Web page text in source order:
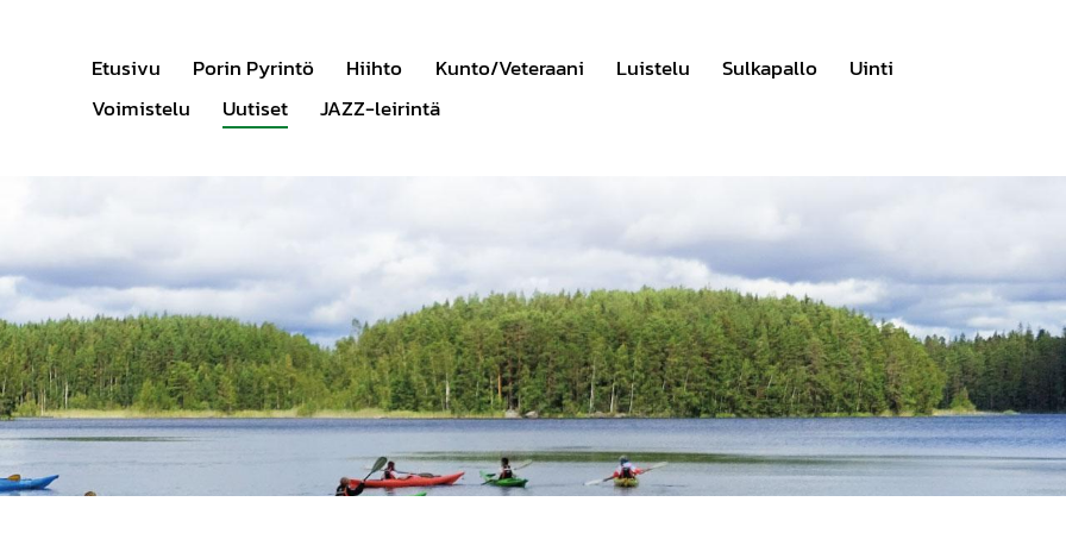
Etusivu Porin Pyrintö Hiihto Kunto/Veteraani Luistelu Sulkapallo
Uinti
Voimistelu
Uutiset JAZZ-leirintä